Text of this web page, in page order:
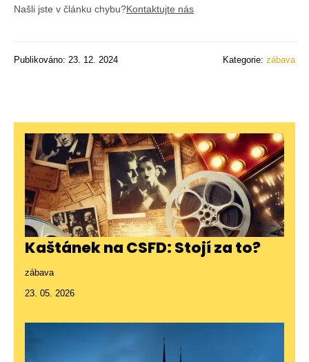
Našli jste v článku chybu?Kontaktujte nás
Publikováno: 23. 12. 2024 Kategorie: zábava
Kaštánek na CSFD: Stojí za to?
zábava
23. 05. 2026